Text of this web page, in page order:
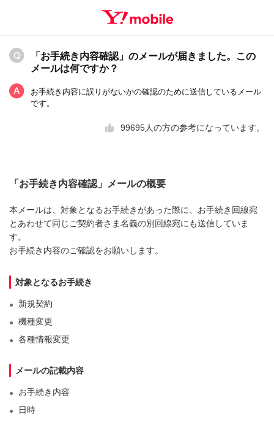
「お手続き内容確認」のメールが届きました。この
メールは何ですか？
お手続き内容に誤りがないかの確認のために送信しているメール
です。
99695人の方の参考になっています。
「お手続き内容確認」メールの概要
本メールは、対象となるお手続きがあった際に、お手続き回線宛
とあわせて同じご契約者さま名義の別回線宛にも送信していま
す。
お手続き内容のご確認をお願いします。
対象となるお手続き
新規契約
機種変更
各種情報変更
メールの記載内容
お手続き内容
日時